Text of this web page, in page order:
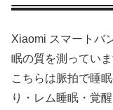
Xiaomi スマートバ
眠の質を測っていま
こちらは脈拍で睡
り・レム睡眠・覚